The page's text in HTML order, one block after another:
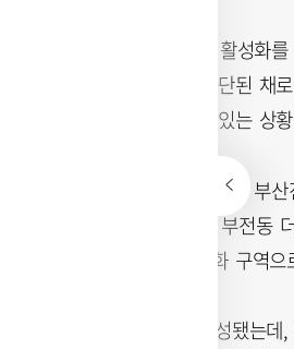
10년 전 대중교통 활성화
년 넘게 단속이 중단된
제 기능을 못하고 있는
23일 부산시에 따르면 부
중교통전용지구는 부전
로이자 보행자 친화 구역
지구는 2015년 조성됐는